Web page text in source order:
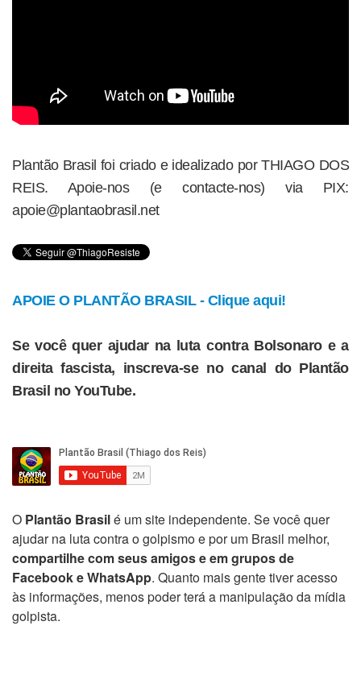
Plantão Brasil foi criado e idealizado por THIAGO DOS
REIS. Apoie-nos (e contacte-nos) via PIX:
apoie@plantaobrasil.net
APOIE O PLANTÃO BRASIL - Clique aqui!
Se você quer ajudar na luta contra Bolsonaro e a
direita fascista, inscreva-se no canal do Plantão
Brasil no YouTube.
O Plantão Brasilé um site independente. Se você quer
ajudar na luta contra o golpismo e por um Brasil melhor,
compartilhe com seus amigos e em grupos de
Facebook e WhatsApp. Quanto mais gente tiver acesso
às informações, menos poder terá a manipulação da mídia
golpista.